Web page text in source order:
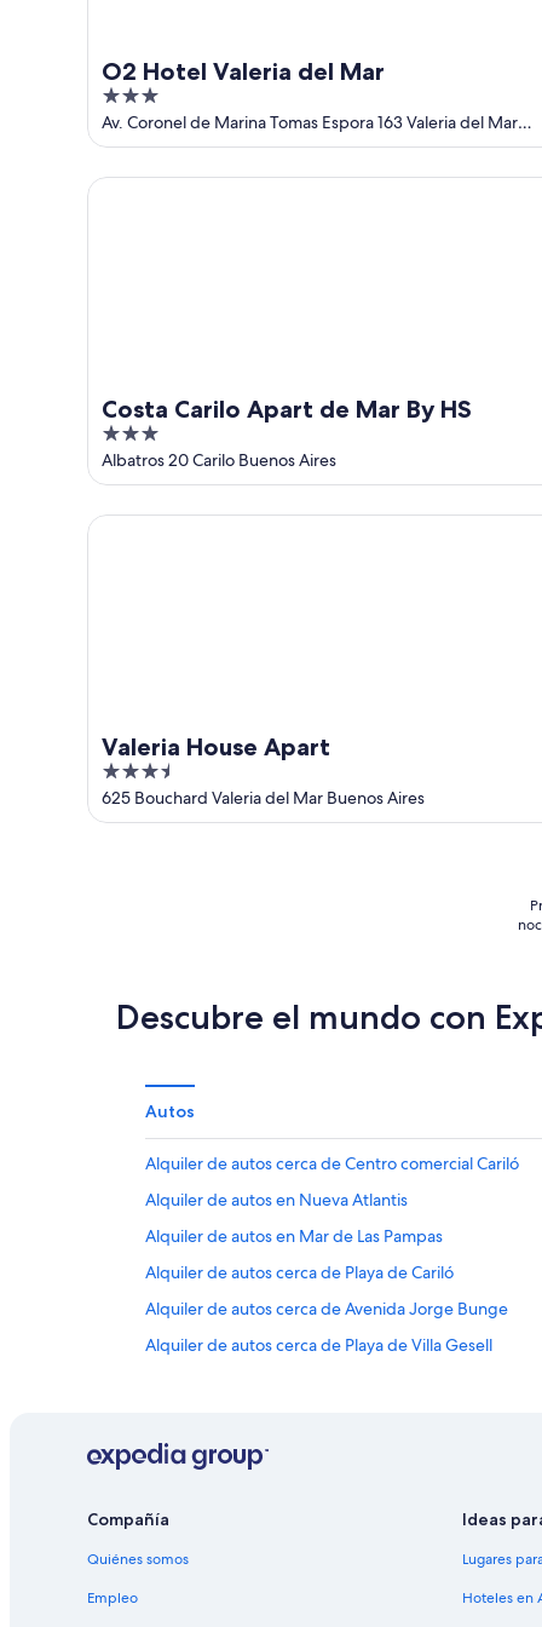
ago
ago
-
16
ago
O2 Hotel Valeria del Mar
3
out
of
5
Av. Coronel de Marina Tomas Espora 163 Valeria del Mar
Provincia de Buenos Aires
Costa Carilo Apart de Mar By HS
3
out
of
5
Albatros 20 Carilo Buenos Aires
Costa Carilo Apart de Mar By HS
Valeria House Apart
3.5
out
of
625 Bouchard Valeria del Mar Buenos Aires
Valeria House Apart
Descubre el mundo con
Autos
Alquiler de autos cerca de Centro comercial Cariló
Alquiler de autos en Nueva Atlantis
Alquiler de autos en Mar de Las Pampas
Alquiler de autos cerca de Playa de Cariló
Alquiler de autos cerca de Avenida Jorge Bunge
Alquiler de autos cerca de Playa de Villa Gesell
Alquiler de autos cerca de Villa Gesell
Compañía
Quiénes somos
Empleo
Ideas
Lugares
Hoteles en